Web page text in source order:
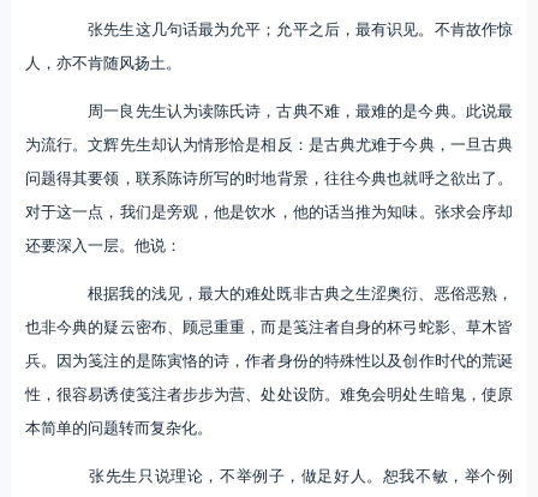
张先生这几句话最为允平；允平之后，最有识见。不肯故作惊
人，亦不肯随风扬土。
周一良先生认为读陈氏诗，古典不难，最难的是今典。此说最
为流行。文辉先生却认为情形恰是相反：是古典尤难于今典，一旦古典
问题得其要领，联系陈诗所写的时地背景，往往今典也就呼之欲出了。
对于这一点，我们是旁观，他是饮水，他的话当推为知味。张求会序却
还要深入一层。他说：
根据我的浅见，最大的难处既非古典之生涩奥衍、恶俗恶熟，
也非今典的疑云密布、顾忌重重，而是笺注者自身的杯弓蛇影、草木皆
兵。因为笺注的是陈寅恪的诗，作者身份的特殊性以及创作时代的荒诞
性，很容易诱使笺注者步步为营、处处设防。难免会明处生暗鬼，使原
本简单的问题转而复杂化。
张先生只说理论，不举例子，做足好人。恕我不敏，举个例